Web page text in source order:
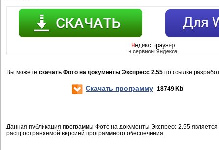
Вы можете скачать Фото на документы Экспресс 2.55 по ссылке
Скачать программу 18749 Kb
Данная публикация программы Фото на документы Экспресс 2.55 является
распространяемой версией программного обеспечения.